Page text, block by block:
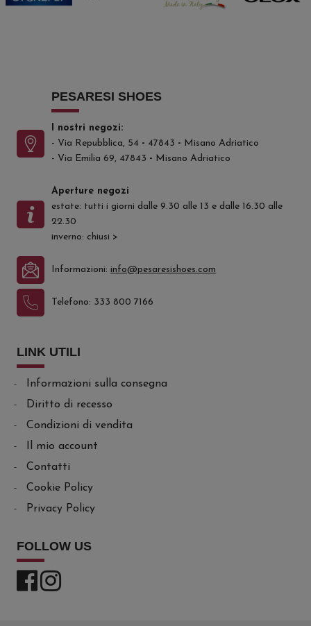
PESARESI SHOES
I nostri negozi:
- Via Repubblica, 54 - 47843 - Misano Adriatico
- Via Emilia 69, 47843 - Misano Adriatico
Aperture negozi
estate: tutti i giorni dalle 9.30 alle 13 e dalle 16.30 alle
22.30
inverno: chiusi >
Informazioni:info@pesaresishoes.com
Telefono: 333 800 7166
LINK UTILI
Informazioni sulla consegna
Diritto di recesso
Condizioni di vendita
Il mio account
Contatti
Cookie Policy
Privacy Policy
FOLLOW US